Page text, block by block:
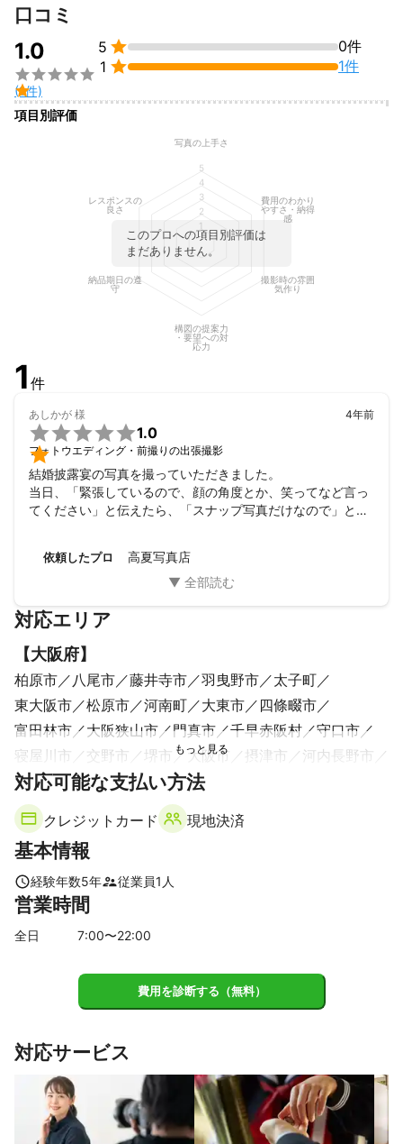
●スポーツ
・野球、サッカー、バスケ、空手、マラソンなど
●イベント
・表彰式、コンサート、演奏会、ダンス発表会、懇親会、同窓会
など
●不動産
・戸建住宅、マンション、店舗など
年間約200件の撮影実績があり大変好評をいただいております。
スムーズなやり取りと豊富な話題によるコミュニケーションで安
心して楽しく撮影に臨んでいただけることをモットーに取り組ん
でおります。ぜひご依頼ください！
口コミ
1.0


(1件)
5 
0件
1  1件
項目別評価
このプロへの項目別評価は
まだありません。
写真の上手さ
費用のわかり
やすさ・納得
感
撮影時の雰囲
気作り
構図の提案力
・要望への対
応力
納品期日の遵
守
レスポンスの
良さ
1
2
3
4
5
1 件
あしかが 様


1.0
フォトウエディング・前撮りの出張撮影
4年前
結婚披露宴の写真を撮っていただきました。
当日、「緊張しているので、顔の角度とか、笑ってなど言っ
てください」と伝えたら、「スナップ写真だけなので」と家
最初のやりとりの時に
「写真を撮られることに慣れていなくてもコミュニケーショ
安心ください♪」
「３２１」のみの掛け声でみんな写真を撮るときに困ってい
ました。すごく残念です。
写真も掛け声も誰も音頭をとるものがいなかったので、くだ
けた顔をする人がいたり、真面目な顔をする人がいたりで統
一性のない写真ばかりでした。
ウェディングフォトで依頼していたのに、父親の手袋の持ち
方を修正しない、新郎親族、新婦親族の立ち位置を指示しな
いなど、知識がないならウェディングフォトの依頼は受ける
一生に一度のことなので本当に残念です。
依頼したプロ 高夏写真店
対応エリア
【大阪府】
柏原市 八尾市 藤井寺市 羽曳野市
太子町
東大阪市
松原市 河南町 大東市
四條畷市
富田林市
大阪狭山市 門真市 千早赤阪村
守口市
寝屋川市
交野市 堺市 大阪市 摂津市
河内長野市
枚方市
高石市 吹田市 和泉市
忠岡町
高槻市
池田市
貝塚市 熊取町 豊能町
泉南市
【奈良県】
王寺町 三郷町
安堵町
香芝市 広陵町
天理市 御所市 明日香村
高取町
宇陀市 吉野町 山添村 下市町
黒滝村
下北山村
野迫川村
和歌山県
橋本市 九度山町 高野町 かつらぎ町
紀の川市
串本町
すさみ町 太地町 白浜町 那智勝浦町
対応可能な支払い方法
クレジットカード 現地決済
基本情報
経験年数5年 従業員1 人
営業時間
全日 7:00〜22:00
費用を診断する（無料）
対応サービス